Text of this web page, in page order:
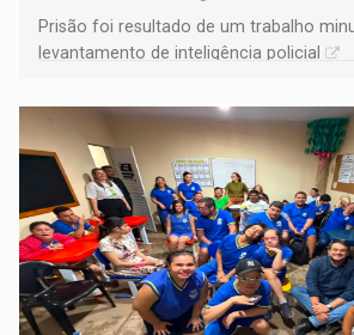
Prisão foi resultado de um trabalho
levantamento de inteligência policial